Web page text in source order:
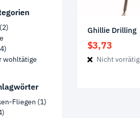
(2)
wohltätige
Fliegen (1)
Ghillie Drilling
$3,73
Nicht vorrätig